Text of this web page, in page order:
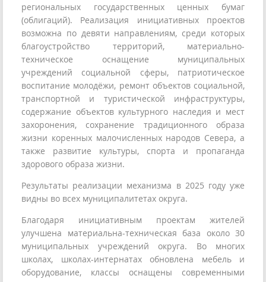
региональных государственных ценных бумаг
(облигаций). Реализация инициативных проектов
возможна по девяти направлениям, среди которых
благоустройство территорий, материально-
техническое оснащение муниципальных
учреждений социальной сферы, патриотическое
воспитание молодёжи, ремонт объектов социальной,
транспортной и туристической инфраструктуры,
содержание объектов культурного наследия и мест
захоронения, сохранение традиционного образа
жизни коренных малочисленных народов Севера, а
также развитие культуры, спорта и пропаганда
здорового образа жизни.
Результаты реализации механизма в 2025 году уже
видны во всех муниципалитетах округа.
Благодаря инициативным проектам жителей
улучшена материальна-техническая база около 30
муниципальных учреждений округа. Во многих
школах, школах-интернатах обновлена мебель и
оборудование, классы оснащены современными